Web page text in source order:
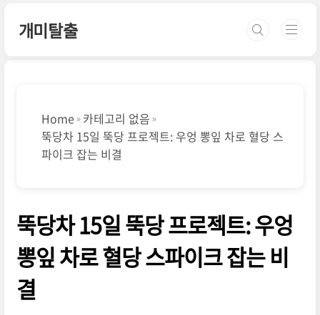
개미탈출
Home 카테고리 없음
뚝당차 15일 뚝당 프로젝트: 우엉 뽕잎 차로 혈당 스
파이크 잡는 비결
뚝당차 15일 뚝당 프로젝트: 우엉
뽕잎 차로 혈당 스파이크 잡는 비
결